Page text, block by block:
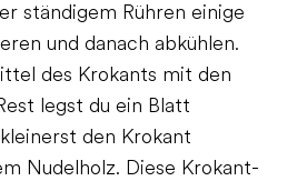
ständigem Rühren einige
und danach abkühlen.
des Krokants mit den
legst du ein Blatt
den Krokant
Nudelholz. Diese Krokant-